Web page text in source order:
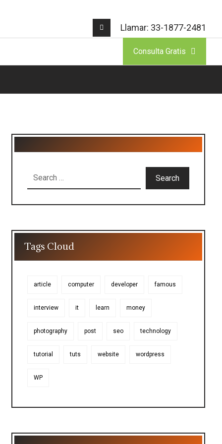
Llamar: 33-1877-2481
Consulta Gratis
Tags Cloud
article computer developer famous
interview it learn money
photography post seo technology
tutorial tuts website wordpress
WP